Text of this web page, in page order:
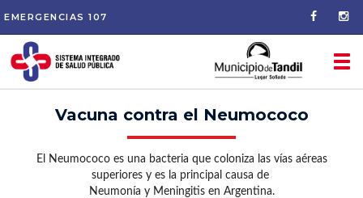
EMERGENCIAS 107
Vacuna contra el Neumococo
El Neumococo es una bacteria que coloniza las vías aéreas
superiores y es la principal causa de
Neumonía y Meningitis en Argentina.